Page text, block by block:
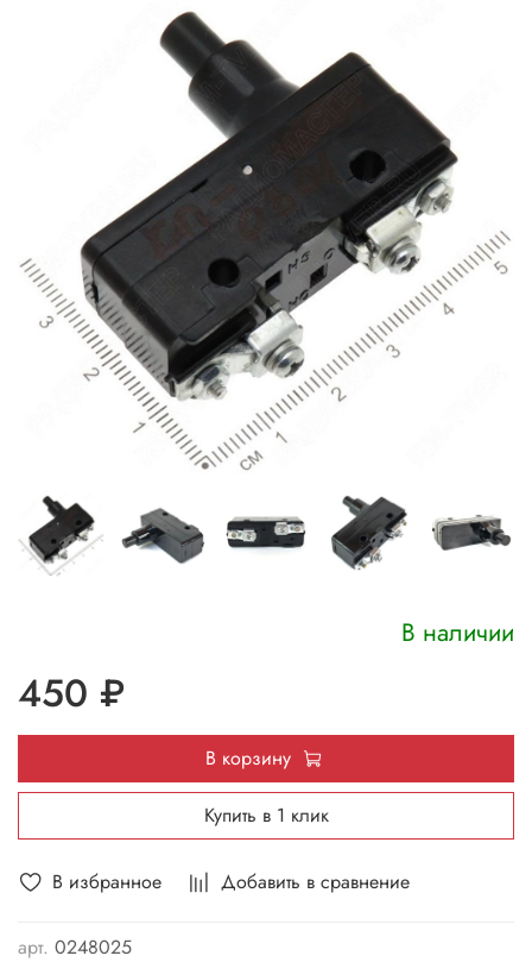
В избранное Добавить в сравнение
арт. 0248025
В наличии
450 ₽
В корзину
Купить в 1 клик